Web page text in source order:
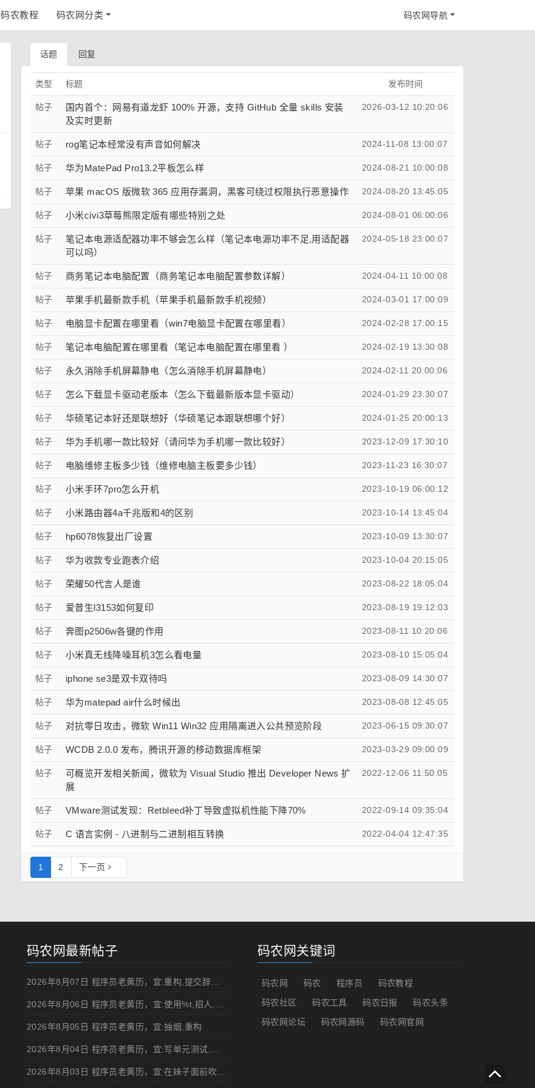
码农教程 码农网分类 码农网导航
话题 回复
类型 标题 发布时间
帖子
国内首个：网易有道龙虾 100% 开源，支持 GitHub 全量 skills 安装
及实时更新
2026-03-12 10:20:06
帖子 rog笔记本经常没有声音如何解决 2024-11-08 13:00:07
帖子 华为MatePad Pro13.2平板怎么样 2024-08-21 10:00:08
帖子 苹果 macOS 版微软 365 应用存漏洞，黑客可绕过权限执行恶意操作 2024-08-20 13:45:05
帖子 小米civi3草莓熊限定版有哪些特别之处 2024-08-01 06:00:06
帖子
笔记本电源适配器功率不够会怎么样（笔记本电源功率不足,用适配器
可以吗）
2024-05-18 23:00:07
帖子 商务笔记本电脑配置（商务笔记本电脑配置参数详解） 2024-04-11 10:00:08
帖子 苹果手机最新款手机（苹果手机最新款手机视频） 2024-03-01 17:00:09
帖子 电脑显卡配置在哪里看（win7电脑显卡配置在哪里看） 2024-02-28 17:00:15
帖子 笔记本电脑配置在哪里看（笔记本电脑配置在哪里看 ） 2024-02-19 13:30:08
帖子 永久消除手机屏幕静电（怎么消除手机屏幕静电） 2024-02-11 20:00:06
帖子 怎么下载显卡驱动老版本（怎么下载最新版本显卡驱动） 2024-01-29 23:30:07
帖子 华硕笔记本好还是联想好（华硕笔记本跟联想哪个好） 2024-01-25 20:00:13
帖子 华为手机哪一款比较好（请问华为手机哪一款比较好） 2023-12-09 17:30:10
帖子 电脑维修主板多少钱（维修电脑主板要多少钱） 2023-11-23 16:30:07
帖子 小米手环7pro怎么开机 2023-10-19 06:00:12
帖子 小米路由器4a千兆版和4的区别 2023-10-14 13:45:04
帖子 hp6078恢复出厂设置 2023-10-09 13:30:07
帖子 华为收款专业跑表介绍 2023-10-04 20:15:05
帖子 荣耀50代言人是谁 2023-08-22 18:05:04
帖子 爱普生l3153如何复印 2023-08-19 19:12:03
帖子 奔图p2506w各键的作用 2023-08-11 10:20:06
帖子 小米真无线降噪耳机3怎么看电量 2023-08-10 15:05:04
帖子 iphone se3是双卡双待吗 2023-08-09 14:30:07
帖子 华为matepad air什么时候出 2023-08-08 12:45:05
帖子 对抗零日攻击，微软 Win11 Win32 应用隔离进入公共预览阶段 2023-06-15 09:30:07
帖子 WCDB 2.0.0 发布，腾讯开源的移动数据库框架 2023-03-29 09:00:09
帖子
可概览开发相关新闻，微软为 Visual Studio 推出 Developer News 扩
展
2022-12-06 11:50:05
帖子 VMware测试发现：Retbleed补丁导致虚拟机性能下降70% 2022-09-14 09:35:04
帖子 C 语言实例 - 八进制与二进制相互转换 2022-04-04 12:47:35
1 2 下一页
码农网最新帖子
2026年8月07日 程序员老黄历，宜:重构,提交辞职申请,申请加薪
2026年8月05日 程序员老黄历，宜:抽烟,重构
2026年8月03日 程序员老黄历，宜:在妹子面前吹牛,浏览成人网站
码农网关键词
码农网 码农 程序员
码农教程
码农社区
码农工具 码农日报
码农头条
码农网论坛
码农网源码 码农网官网